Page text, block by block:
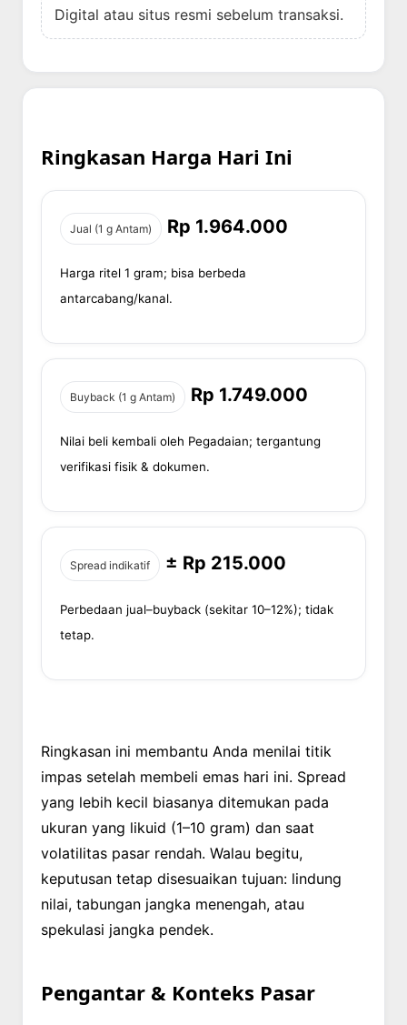
Digital atau situs resmi sebelum transaksi.
Ringkasan Harga Hari Ini
Jual (1 g Antam) Rp 1.964.000
Harga ritel 1 gram; bisa berbeda
antarcabang/kanal.
Buyback (1 g Antam) Rp 1.749.000
Nilai beli kembali oleh Pegadaian; tergantung
verifikasi fisik & dokumen.
Spread indikatif ± Rp 215.000
Perbedaan jual–buyback (sekitar 10–12%); tidak
tetap.
Ringkasan ini membantu Anda menilai titik
impas setelah membeli emas hari ini. Spread
yang lebih kecil biasanya ditemukan pada
ukuran yang likuid (1–10 gram) dan saat
volatilitas pasar rendah. Walau begitu,
keputusan tetap disesuaikan tujuan: lindung
nilai, tabungan jangka menengah, atau
spekulasi jangka pendek.
Pengantar & Konteks Pasar